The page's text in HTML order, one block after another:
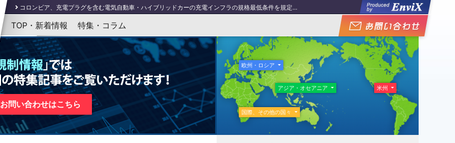
コロンビア、充電プラグを含む電気自動車・ハイブリッドカーの充電インフラの規格最低条件を規定する決議書を公布 （2/5件）
バイデン米大統領、クリーンカーおよびトラックに関する大統領令を発表
英政府、2050年までに世界で初めて国内の交通手段を全て脱炭素化へ（4/5件）
EU ELV指令改正：公開協議がスタート、法案提出は2022年第4四半期の予定（5/5件）
中国市場監督管理総局が「自動車三包規定」の対象を拡大――電気自動車も対象に（1/5件）
TOP・新着情報 特集・コラム
お問い合わせはこちら
欧州・ロシア
米州
アジア・オセアニア
国際、その他の国々